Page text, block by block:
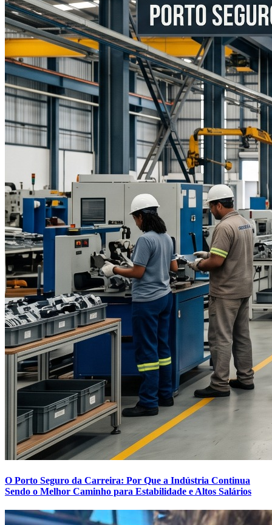
O Porto Seguro da Carreira: Por Que a Indústria Continua
Sendo o Melhor Caminho para Estabilidade e Altos Salários